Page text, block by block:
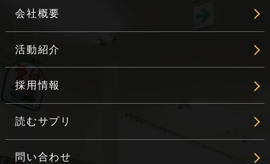
会社概要
活動紹介
採用情報
読むサプリ
問い合わせ